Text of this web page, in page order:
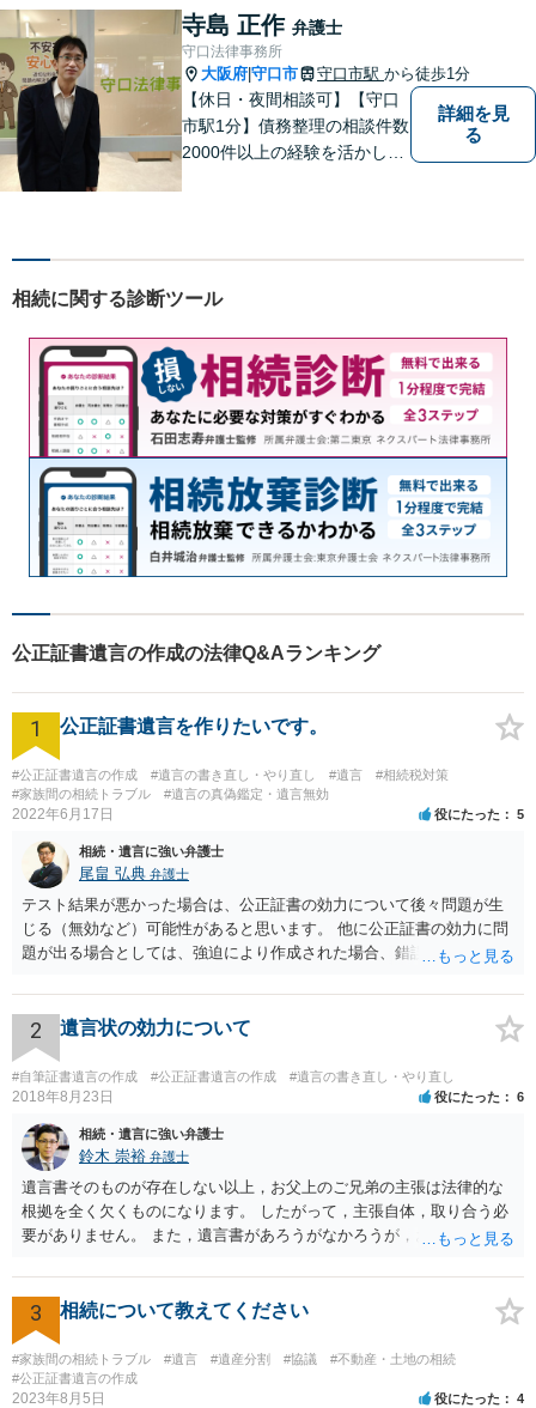
ションを大切にして、さまざ
まな問題の解決に向けてサポ
ートさせていただきます。
寺島 正作 弁護士
守口法律事務所
大阪府 守口市 守口市駅 から徒歩1分
【休日・夜間相談可】【守口
市駅1分】債務整理の相談件数
2000件以上の経験を活かし、
頼者様が不安を抱かないよう
バイスを心がけております。
詳細を見
る
相続に関する診断ツール
公正証書遺言の作成の法律Q&Aランキング
1 公正証書遺言を作りたいです。
#公正証書遺言の作成 #遺言の書き直し・やり直し #遺言
#相続税対策
#家族間の相続トラブル
#遺言の真偽鑑定・遺言無効
2022年6月17日 役にたった 5
相続・遺言に強い弁護士
尾畠 弘典 弁護士
テスト結果が悪かった場合は、公正証書の効力について後々問題が生
じる（無効など）可能性があると思います。 他に公正証書の効力に問
題が出る場合としては、強迫により作成された場合、錯誤（勘違い）
すが、弁護士に作成を依頼する場合は、１０～数十万円程度になるケ
ースが多いと思います。 報酬体系は、弁護士ごとに異なりますので一
律の基準はありません。
2 遺言状の効力について
#自筆証書遺言の作成 #公正証書遺言の作成 #遺言の書き直し・やり直し
2018年8月23日 役にたった 6
相続・遺言に強い弁護士
鈴木 崇裕 弁護士
遺言書そのものが存在しない以上，お父上のご兄弟の主張は法律的な
根拠を全く欠くものになります。 したがって，主張自体，取り合う必
要がありません。 また，遺言書があろうがなかろうが，お父上のご兄
ご回答にもありますが， 代理人弁護士をたてて，その弁護士から相手
方に対して， ・相続に関する主張は法的根拠がなく，一切応じないこ
と ・今後一切の連絡をしてこないでほしいこと ・連絡を継続してくる
ようであれば警察への通報や法的措置も辞さないこと などを記載した
書面を発送してもらうことがよろしいように思います。
3 相続について教えてください
#家族間の相続トラブル #遺言 #遺産分割 #協議
#不動産・土地の相続
#公正証書遺言の作成
2023年8月5日 役にたった 4